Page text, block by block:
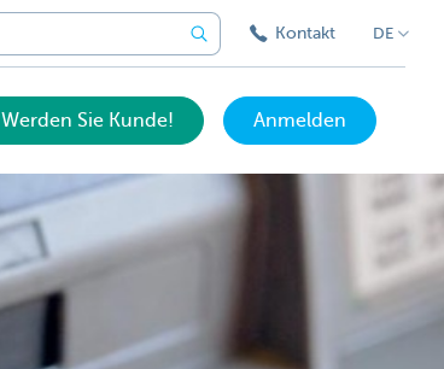
Kontakt DE
Werden Sie Kunde! Anmelden